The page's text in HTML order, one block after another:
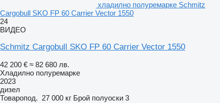
хладилно полуремарке Schmitz
Cargobull SKO FP 60 Carrier Vector 1550
24
ВИДЕО
Schmitz Cargobull SKO FP 60 Carrier Vector 1550
42 200 € ≈ 82 680 лв.
Хладилно полуремарке
2023
дизел
Товаропод. 27 000 кг Брой полуоски 3